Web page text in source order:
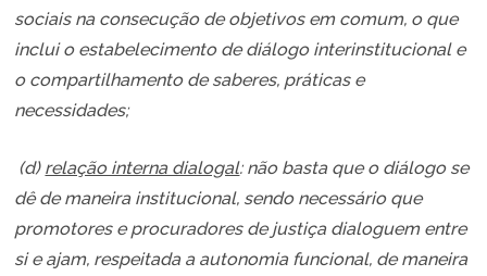
sociais na consecução de objetivos em comum, o que
inclui o estabelecimento de diálogo interinstitucional e
o compartilhamento de saberes, práticas e
necessidades;
(d) relação interna dialogal: não basta que o diálogo se
dê de maneira institucional, sendo necessário que
promotores e procuradores de justiça dialoguem entre
si e ajam, respeitada a autonomia funcional, de maneira